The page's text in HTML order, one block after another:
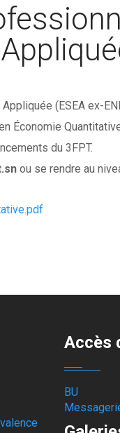
Appliquée (ESEA ex-
Économie
du 3FPT.
ou se rendre au
Accès
BU